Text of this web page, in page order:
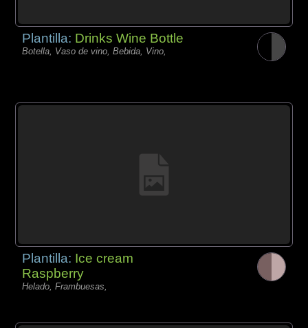
Plantilla: Drinks Wine Bottle
Botella, Vaso de vino, Bebida, Vino,
Plantilla: Ice cream
Raspberry
Helado, Frambuesas,